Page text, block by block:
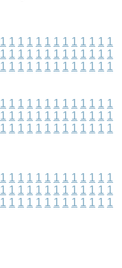
1 1 1 1 1 1 1 1 1 1 1 1 1
1 1 1 1 1 1 1 1 1 1 1 1 1
1 1 1 1 1 1 1 1 1 1 1 1 1
1 1 1 1 1 1 1 1 1 1 1 1 1
1 1 1 1 1 1 1 1 1 1 1 1 1
1 1 1 1 1 1 1 1 1 1 1 1 1
1 1 1 1 1 1 1 1 1 1 1 1 1
1 1 1 1 1 1 1 1 1 1 1 1 1
1 1 1 1 1 1 1 1 1 1 1 1 1